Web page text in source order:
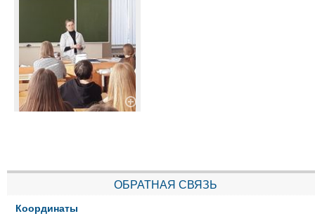
ОБРАТНАЯ СВЯЗЬ
Координаты